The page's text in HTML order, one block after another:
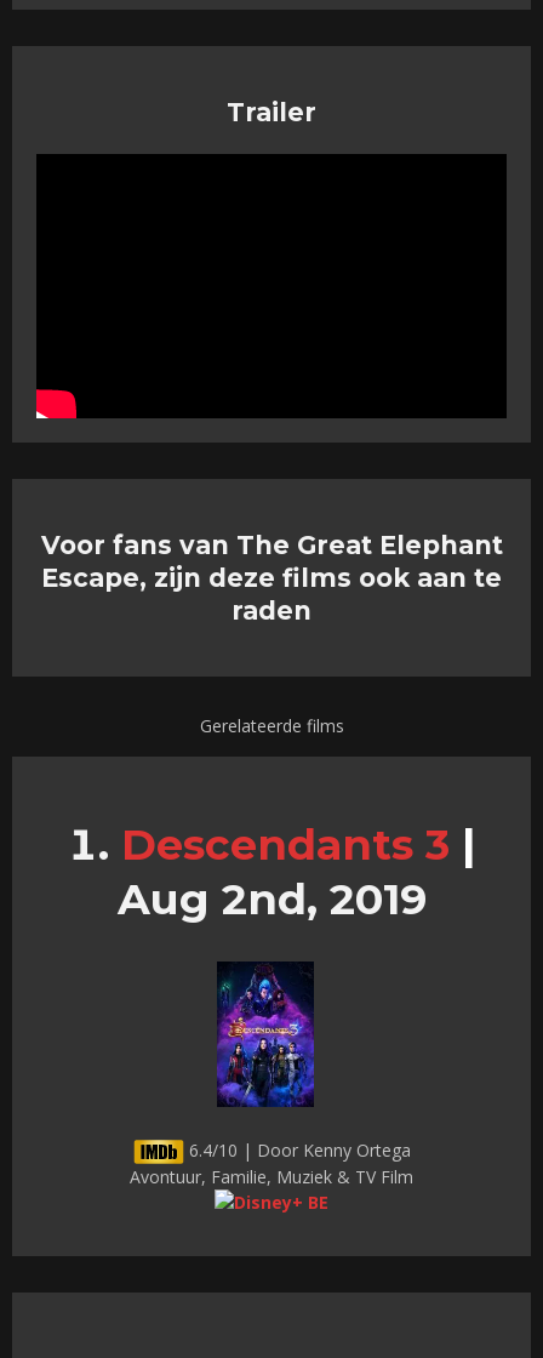
Trailer
Voor fans van The Great Elephant
Escape, zijn deze films ook aan te
raden
Gerelateerde films
Descendants 3 |
Aug 2nd, 2019
6.4/10 | Door Kenny Ortega
Avontuur, Familie, Muziek & TV Film